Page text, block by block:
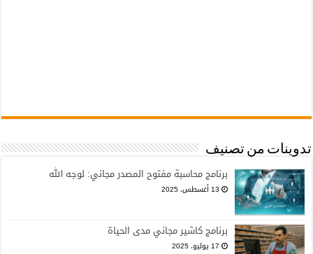
تدوينات من تصنيف
برنامج محاسبة مفتوح المصدر مجاني: لوجه الله
13 أغسطس، 2025
برنامج كاشير مجاني مدى الحياة
17 يوليو، 2025